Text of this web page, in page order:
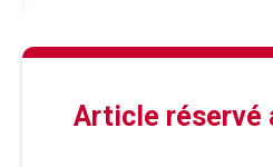
Article réservé